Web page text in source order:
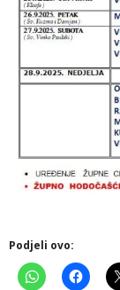
Podjeli ovo: